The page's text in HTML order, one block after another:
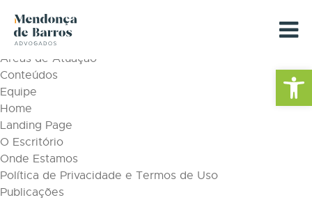
Barra de
Páginas
Áreas de Atuação
Conteúdos
Equipe
Home
Landing Page
O Escritório
Onde Estamos
Política de Privacidade e Termos de Uso
Publicações